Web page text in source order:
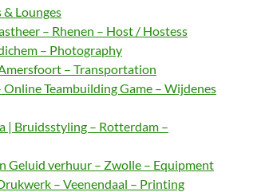
& Lounges
– Rhenen – Host / Hostess
– Photography
– Transportation
Teambuilding Game – Wijdenes
| Bruidsstyling – Rotterdam –
Geluid verhuur – Zwolle – Equipment
– Veenendaal – Printing